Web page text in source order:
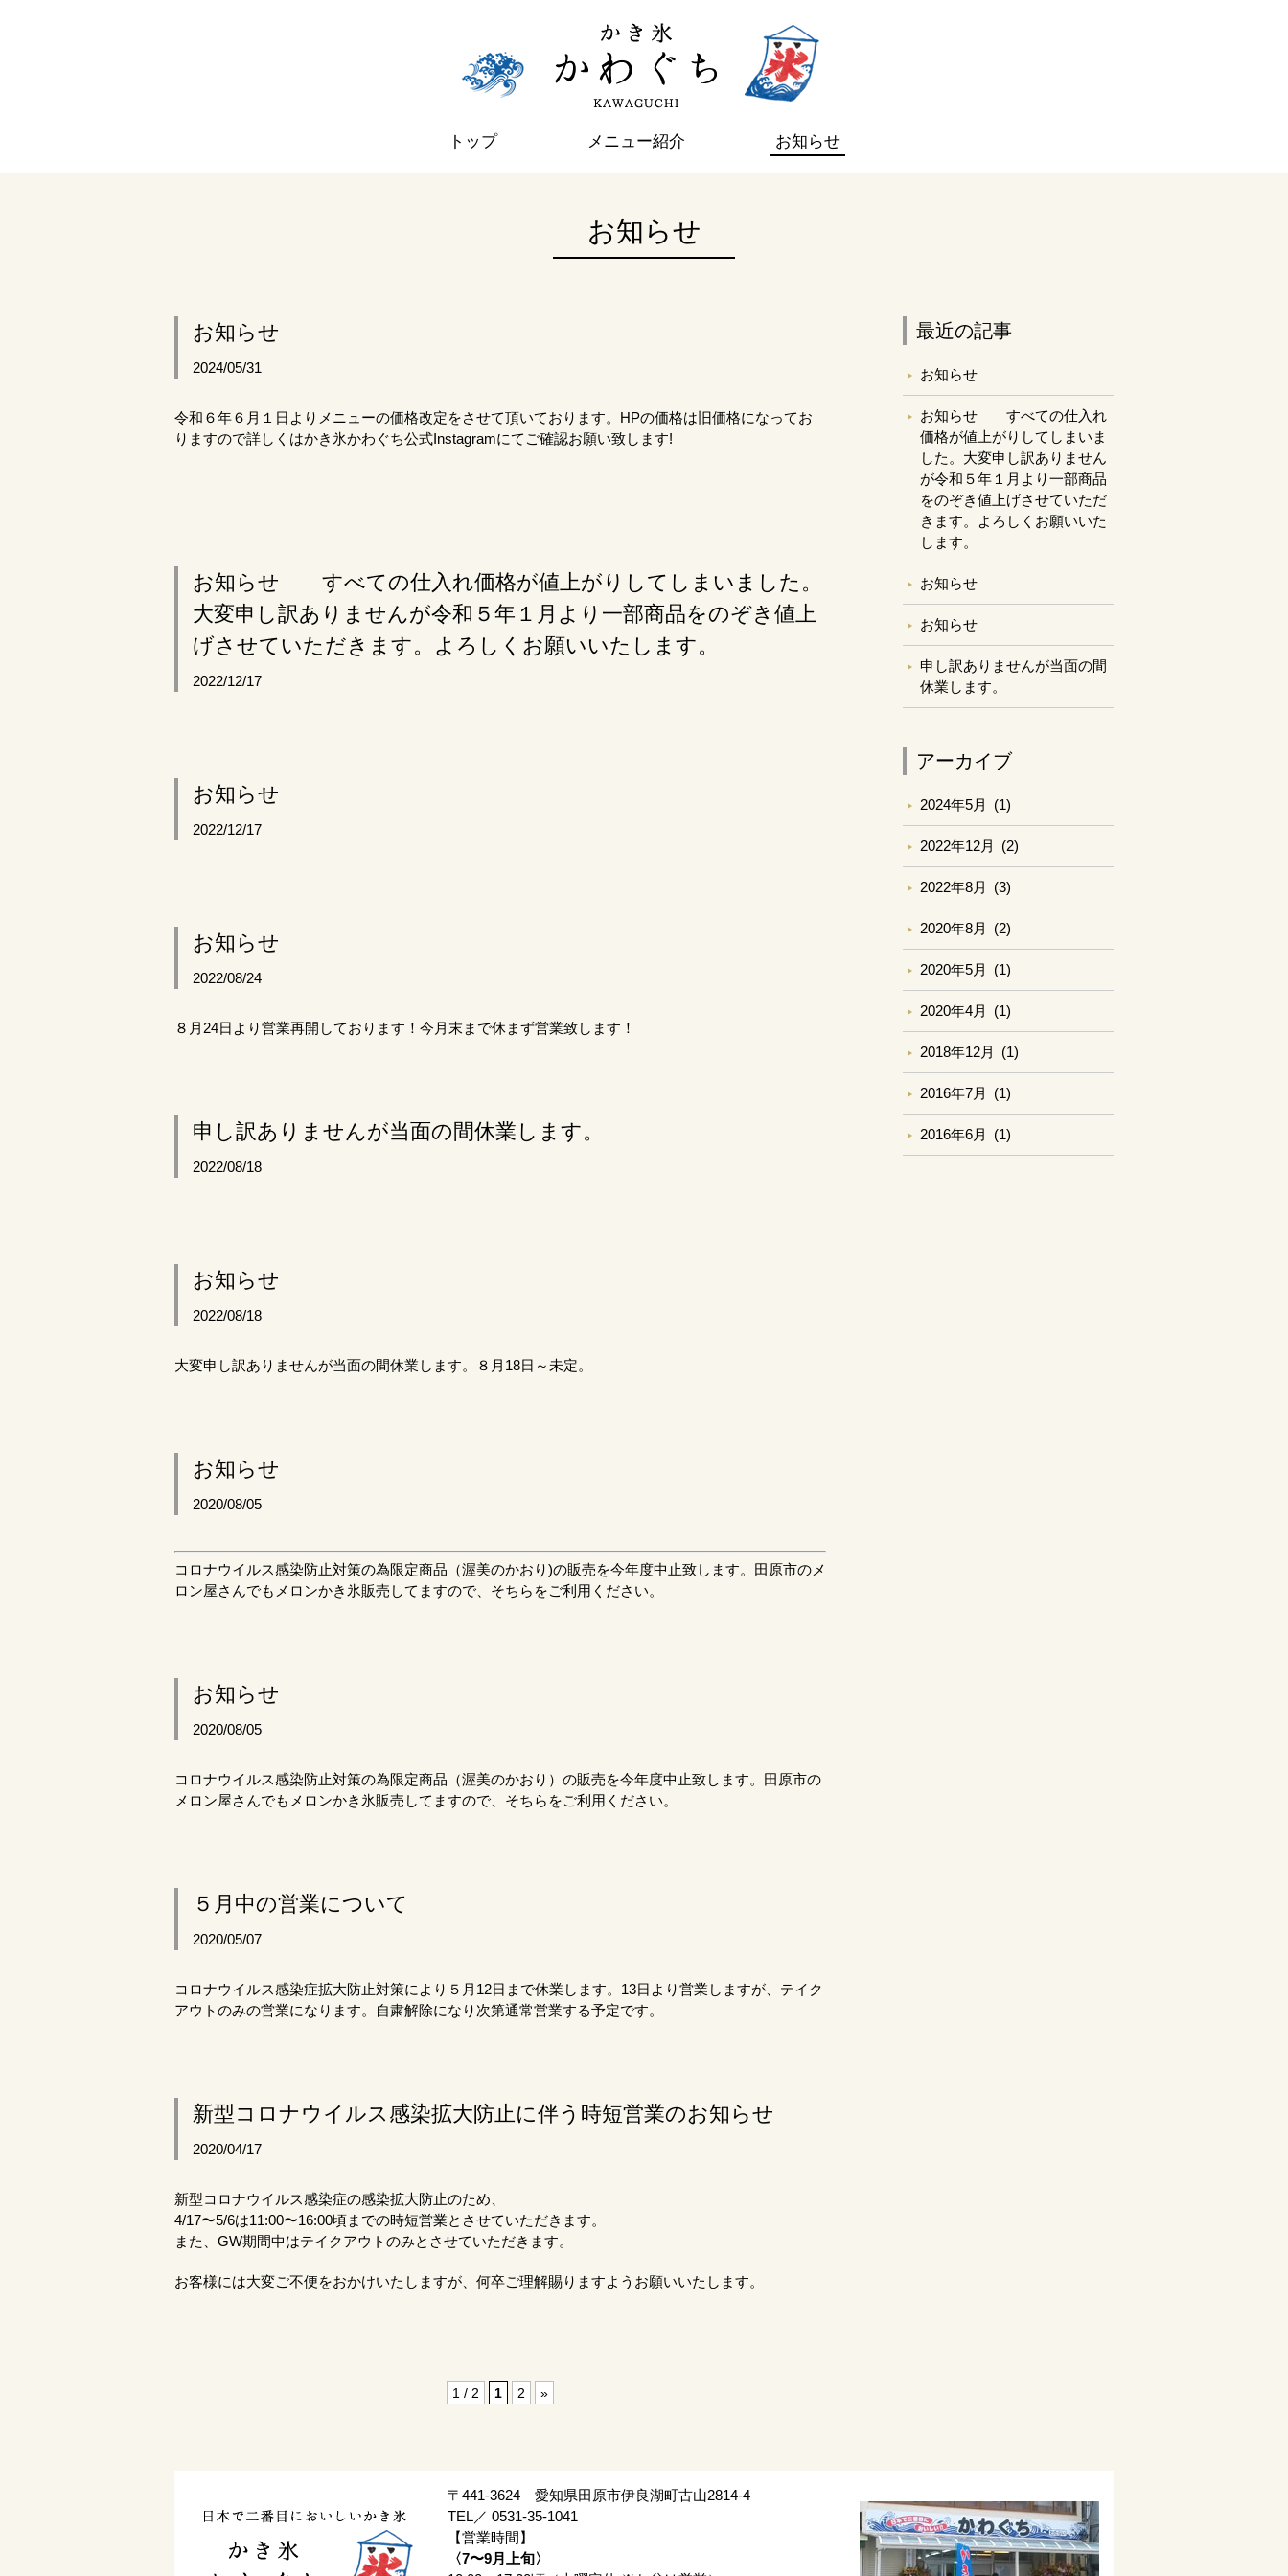
トップ メニュー紹介 お知らせ
お知らせ
お知らせ
2024/05/31
令和６年６月１日よりメニューの価格改定をさせて頂いております。HPの価格は旧価格になってお
りますので詳しくはかき氷かわぐち公式Instagramにてご確認お願い致します!
お知らせ すべての仕入れ価格が値上がりしてしまいました。
大変申し訳ありませんが令和５年１月より一部商品をのぞき値上
げさせていただきます。よろしくお願いいたします。
2022/12/17
お知らせ
2022/12/17
お知らせ
2022/08/24
８月24日より営業再開しております！今月末まで休まず営業致します！
申し訳ありませんが当面の間休業します。
2022/08/18
お知らせ
2022/08/18
大変申し訳ありませんが当面の間休業します。８月18日～未定。
お知らせ
2020/08/05
コロナウイルス感染防止対策の為限定商品（渥美のかおり)の販売を今年度中止致します。田原市のメ
ロン屋さんでもメロンかき氷販売してますので、そちらをご利用ください。
お知らせ
2020/08/05
コロナウイルス感染防止対策の為限定商品（渥美のかおり）の販売を今年度中止致します。田原市の
メロン屋さんでもメロンかき氷販売してますので、そちらをご利用ください。
５月中の営業について
2020/05/07
コロナウイルス感染症拡大防止対策により５月12日まで休業します。13日より営業しますが、テイク
アウトのみの営業になります。自粛解除になり次第通常営業する予定です。
新型コロナウイルス感染拡大防止に伴う時短営業のお知らせ
2020/04/17
新型コロナウイルス感染症の感染拡大防止のため、
4/17〜5/6は11:00〜16:00頃までの時短営業とさせていただきます。
また、GW期間中はテイクアウトのみとさせていただきます。
お客様には大変ご不便をおかけいたしますが、何卒ご理解賜りますようお願いいたします。
1 / 2 1 2 »
最近の記事
お知らせ
お知らせ すべての仕入れ
価格が値上がりしてしまいま
した。大変申し訳ありません
が令和５年１月より一部商品
をのぞき値上げさせていただ
きます。よろしくお願いいた
します。
お知らせ
お知らせ
申し訳ありませんが当面の間
休業します。
アーカイブ
2024年5月 (1)
2022年12月 (2)
2022年8月 (3)
2020年8月 (2)
2020年5月 (1)
2020年4月 (1)
2018年12月 (1)
2016年7月 (1)
2016年6月 (1)
〒441-3624 愛知県田原市伊良湖町古山2814-4
TEL／ 0531-35-1041
【営業時間】
〈7〜9月上旬〉